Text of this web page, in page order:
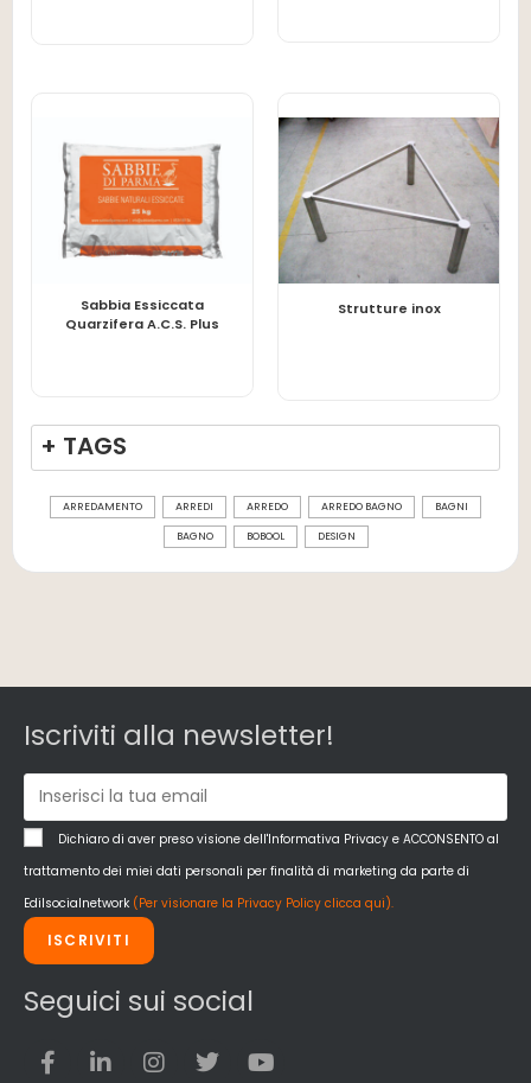
LEGGI TUTTO
Sabbia Essiccata
Quarzifera A.C.S. Plus
LEGGI TUTTO
Strutture inox
+ TAGS
ARREDAMENTO ARREDI ARREDO ARREDO BAGNO BAGNI
BAGNO BOBOOL DESIGN
Iscriviti alla newsletter!
Dichiaro di aver preso visione dell'Informativa Privacy e ACCONSENTO al
trattamento dei miei dati personali per finalità di marketing da parte di
Edilsocialnetwork (Per visionare la Privacy Policy clicca qui).
ISCRIVITI
Seguici sui social